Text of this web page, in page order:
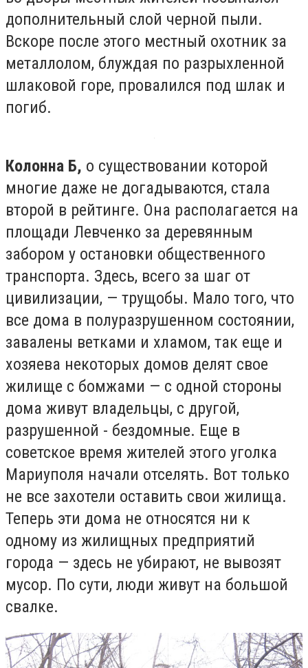
дополнительный слой черной пыли.
Вскоре после этого местный охотник за
металлолом, блуждая по разрыхленной
шлаковой горе, провалился под шлак и
погиб.
Колонна Б, о существовании которой
многие даже не догадываются, стала
второй в рейтинге. Она располагается на
площади Левченко за деревянным
забором у остановки общественного
транспорта. Здесь, всего за шаг от
цивилизации, — трущобы. Мало того, что
все дома в полуразрушенном состоянии,
завалены ветками и хламом, так еще и
хозяева некоторых домов делят свое
жилище с бомжами — с одной стороны
дома живут владельцы, с другой,
разрушенной - бездомные. Еще в
советское время жителей этого уголка
Мариуполя начали отселять. Вот только
не все захотели оставить свои жилища.
Теперь эти дома не относятся ни к
одному из жилищных предприятий
города — здесь не убирают, не вывозят
мусор. По сути, люди живут на большой
свалке.